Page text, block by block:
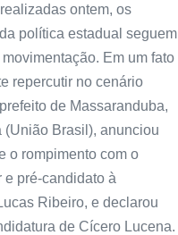
ontem, os
política estadual seguem
Em um fato
repercutir no cenário
de Massaranduba,
(União Brasil), anunciou
o rompimento com o
e pré-candidato à
Ribeiro, e declarou
de Cícero Lucena.